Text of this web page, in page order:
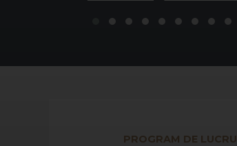
PROGRAM DE LUCRU